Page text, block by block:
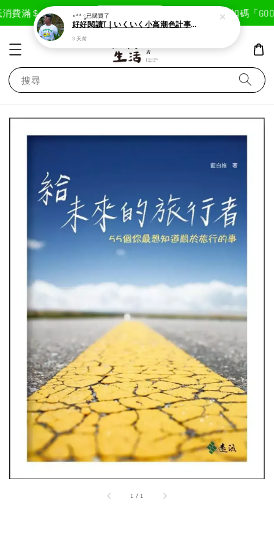
費滿＄1800免運費 現在去購物！ 首次註冊輸入折扣碼「
搜尋
1 / 1
⋆** ༘已購買了
好好閱讀T｜いくいく小高潮色計事務所X好好生活書店聯名款
3 天前